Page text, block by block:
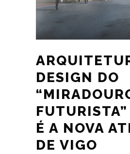
DESIGN DO
É A NOVA
DE VIGO